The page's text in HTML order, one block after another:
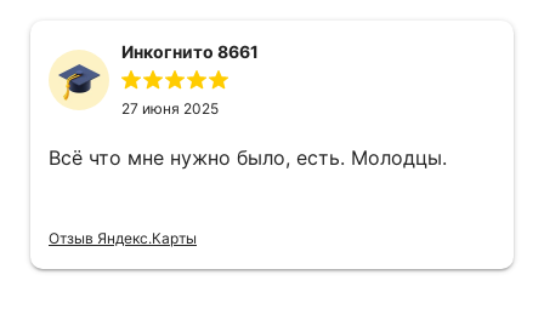
Инкогнито 8661
27 июня 2025
Всё что мне нужно было, есть. Молодцы.
Отзыв Яндекс.Карты